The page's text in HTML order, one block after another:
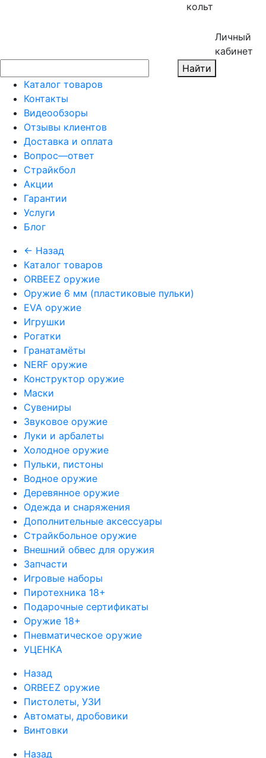
кольт
Личный
кабинет
Найти
Каталог товаров
Контакты
Видеообзоры
Отзывы клиентов
Доставка и оплата
Вопрос—ответ
Страйкбол
Акции
Гарантии
Услуги
Блог
← Назад
Каталог товаров
ORBEEZ оружие
Оружие 6 мм (пластиковые пульки)
EVA оружие
Игрушки
Рогатки
Гранатамёты
NERF оружие
Конструктор оружие
Маски
Сувениры
Звуковое оружие
Луки и арбалеты
Холодное оружие
Пульки, пистоны
Водное оружие
Деревянное оружие
Одежда и снаряжения
Дополнительные аксессуары
Страйкбольное оружие
Внешний обвес для оружия
Запчасти
Игровые наборы
Пиротехника 18+
Подарочные сертификаты
Оружие 18+
Пневматическое оружие
УЦЕНКА
Назад
ORBEEZ оружие
Пистолеты, УЗИ
Автоматы, дробовики
Винтовки
Назад